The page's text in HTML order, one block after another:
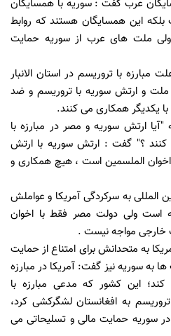
عرب گفت : سوریه با همسایگان
این همسایگان هستند که روابط
ولی ملت های عرب از سوریه حمایت
با تروریسم در استان الانبار
و ارتش سوریه با تروریسم و ضد
یکدیگر همکاری می کنند.
ارتش سوریه و مصر در مبارزه با
کنند ؟" گفت : ارتش سوریه با ارتش
الملسمین است ، هیچ همکاری و
المللی به سرکردگی آمریکا و عواملش
است ولی دولت مصر فقط با اخوان
خارجی مواجه نیست .
به متحدانش برای امتناع از حمایت
به سوریه نیز گفت: آمریکا در مبارزه
کند؛ این کشور که مدعی مبارزه با
به افغانستان لشگرکشی کرد،
سوریه حمایت مالی و تسلیحاتی می